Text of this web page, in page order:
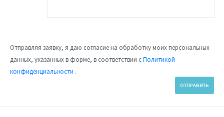
Отправляя заявку, я даю согласие на обработку моих персональных
данных, указанных в форме, в соответствии сПолитикой
конфиденциальности .
ОТПРАВИТЬ